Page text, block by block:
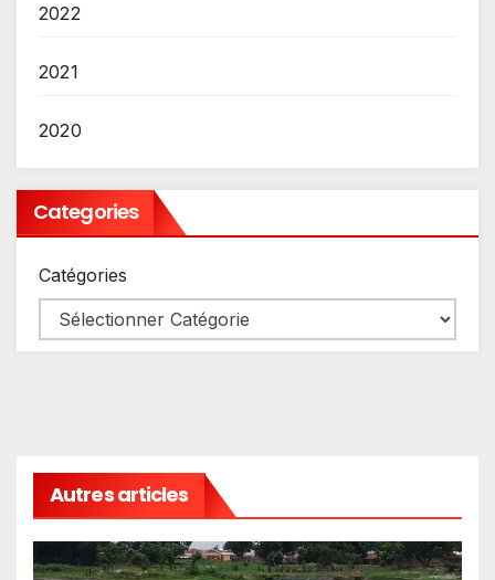
2022
2021
2020
Categories
Catégories
Autres articles